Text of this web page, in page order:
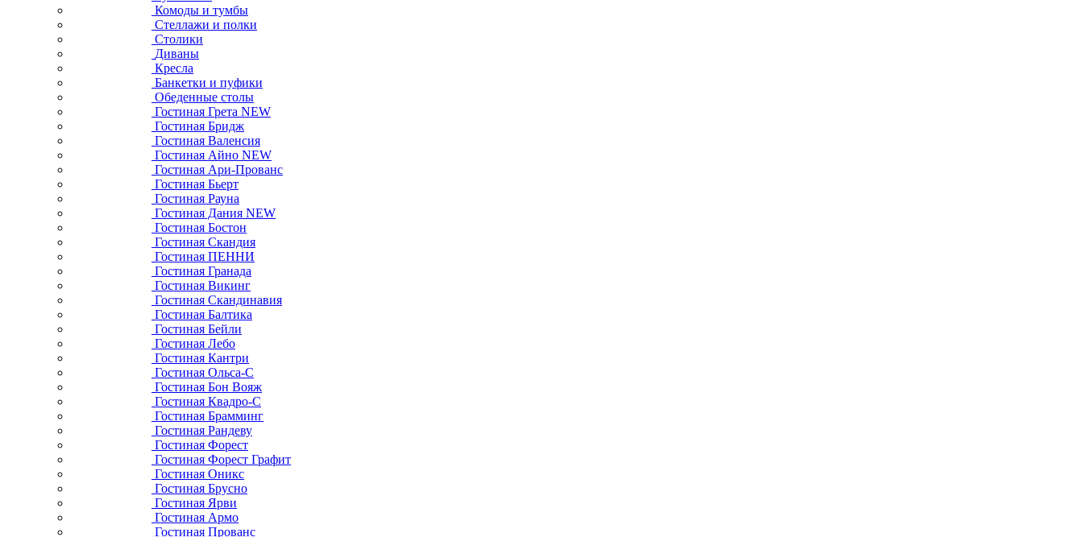
Комоды и тумбы
Стеллажи и полки
Столики
Диваны
Кресла
Банкетки и пуфики
Обеденные столы
Гостиная Грета NEW
Гостиная Бридж
Гостиная Валенсия
Гостиная Айно NEW
Гостиная Ари-Прованс
Гостиная Бьерт
Гостиная Рауна
Гостиная Дания NEW
Гостиная Бостон
Гостиная Скандия
Гостиная ПЕННИ
Гостиная Гранада
Гостиная Викинг
Гостиная Скандинавия
Гостиная Балтика
Гостиная Бейли
Гостиная Лебо
Гостиная Кантри
Гостиная Ольса-С
Гостиная Бон Вояж
Гостиная Квадро-С
Гостиная Брамминг
Гостиная Рандеву
Гостиная Форест
Гостиная Форест Графит
Гостиная Оникс
Гостиная Брусно
Гостиная Ярви
Гостиная Армо
Гостиная Прованс